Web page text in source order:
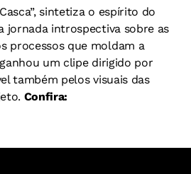
sintetiza o espírito do
jornada introspectiva sobre as
processos que moldam a
um clipe dirigido por
também pelos visuais das
Confira: